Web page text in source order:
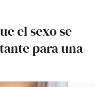
el sexo se
para una